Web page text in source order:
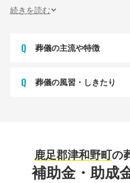
ど、最短1時間程度でお迎えにあ
ます。葬儀のご相談は24時間
続きを読む
葬儀の主流や特徴
葬儀の風習・しきたり
鹿足郡津和野町の
補助金・助成